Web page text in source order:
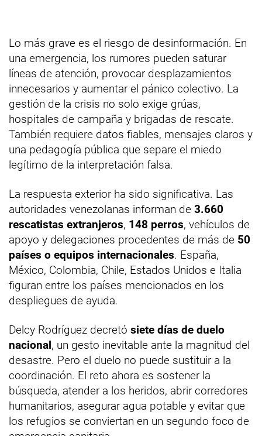
Lo más grave es el riesgo de desinformación. En
una emergencia, los rumores pueden saturar
líneas de atención, provocar desplazamientos
innecesarios y aumentar el pánico colectivo. La
gestión de la crisis no solo exige grúas,
hospitales de campaña y brigadas de rescate.
También requiere datos fiables, mensajes claros y
una pedagogía pública que separe el miedo
legítimo de la interpretación falsa.
La respuesta exterior ha sido significativa. Las
autoridades venezolanas informan de 3.660
rescatistas extranjeros, 148 perros, vehículos de
apoyo y delegaciones procedentes de más de 50
países o equipos internacionales. España,
México, Colombia, Chile, Estados Unidos e Italia
figuran entre los países mencionados en los
despliegues de ayuda.
Delcy Rodríguez decretó siete días de duelo
nacional, un gesto inevitable ante la magnitud del
desastre. Pero el duelo no puede sustituir a la
coordinación. El reto ahora es sostener la
búsqueda, atender a los heridos, abrir corredores
humanitarios, asegurar agua potable y evitar que
los refugios se conviertan en un segundo foco de